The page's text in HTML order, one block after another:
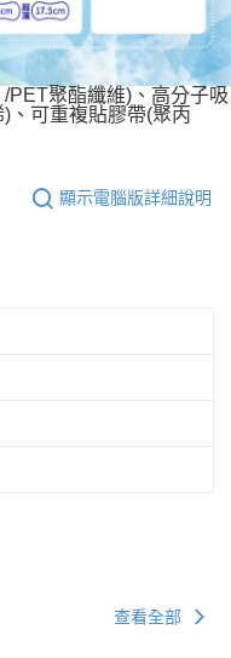
PET聚酯纖維)、高分子吸
、可重複貼膠帶(聚丙
顯示電腦版詳細說明
查看全部